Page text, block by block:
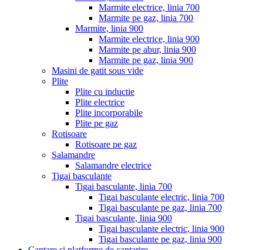
Marmite electrice, linia 700
Marmite pe gaz, linia 700
Marmite, linia 900
Marmite electrice, linia 900
Marmite pe abur, linia 900
Marmite pe gaz, linia 900
Masini de gatit sous vide
Plite
Plite cu inductie
Plite electrice
Plite incorporabile
Plite pe gaz
Rotisoare
Rotisoare pe gaz
Salamandre
Salamandre electrice
Tigai basculante
Tigai basculante, linia 700
Tigai basculante electric, linia 700
Tigai basculante pe gaz, linia 700
Tigai basculante, linia 900
Tigai basculante electric, linia 900
Tigai basculante pe gaz, linia 900